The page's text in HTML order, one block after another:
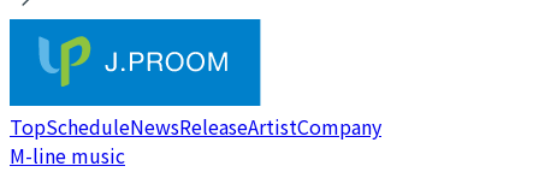
TopScheduleNewsReleaseArtistCompany
M-line music